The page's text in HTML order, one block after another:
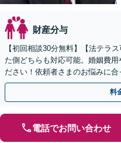
財産分与
【初回相談30分無料】【法テラ
た側どちらも対応可能。婚姻費
ださい！依頼者さまのお悩みに
談可】【浦和駅3分】
料
電話でお問い合わせ